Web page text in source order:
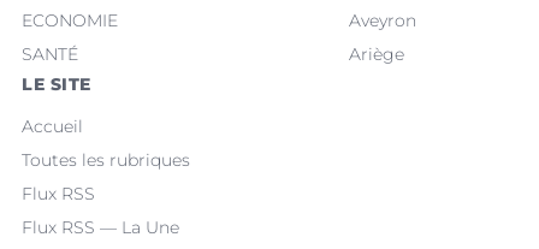
ECONOMIE
SANTÉ
Aveyron
Ariège
LE SITE
Accueil
Toutes les rubriques
Flux RSS
Flux RSS — La Une